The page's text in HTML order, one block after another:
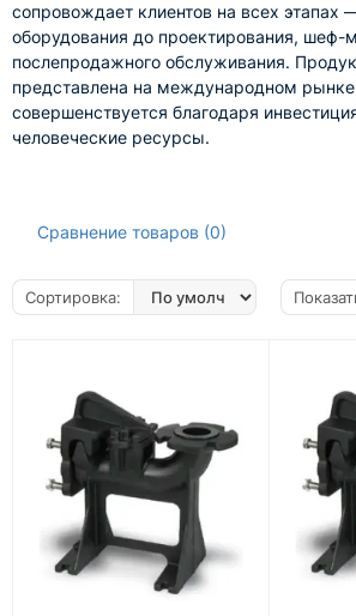
сопровождает клиентов на всех этапах
оборудования до проектирования, шеф-
послепродажного обслуживания.
представлена на международном рынке
совершенствуется благодаря
человеческие ресурсы.
Сравнение товаров (0)
Сортировка: